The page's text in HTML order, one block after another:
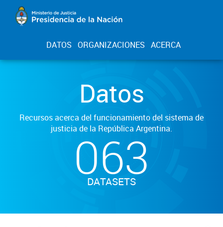
DATOS ORGANIZACIONES ACERCA
Datos
Recursos acerca del funcionamiento del sistema de
justicia de la República Argentina.
063
DATASETS